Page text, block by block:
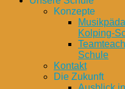
Konzepte
Kolping-
Schule
Kontakt
Die Zukunft